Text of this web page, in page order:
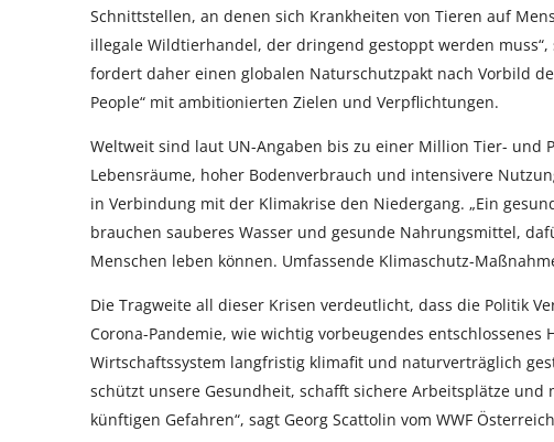
Schnittstellen, an denen sich Krankheiten von Tieren auf
illegale Wildtierhandel, der dringend gestoppt werden muss“,
fordert daher einen globalen Naturschutzpakt nach Vorbild
People“ mit ambitionierten Zielen und Verpflichtungen.
Weltweit sind laut UN-Angaben bis zu einer Million Tier- und
Lebensräume, hoher Bodenverbrauch und intensivere
in Verbindung mit der Klimakrise den Niedergang. „Ein
brauchen sauberes Wasser und gesunde Nahrungsmittel,
Menschen leben können. Umfassende Klimaschutz-
Die Tragweite all dieser Krisen verdeutlicht, dass die Politik
Corona-Pandemie, wie wichtig vorbeugendes
Wirtschaftssystem langfristig klimafit und naturverträglich
schützt unsere Gesundheit, schafft sichere Arbeitsplätze
künftigen Gefahren“, sagt Georg Scattolin vom WWF